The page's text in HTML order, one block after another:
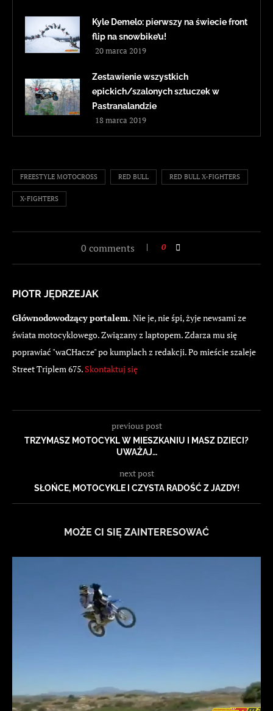
Kyle Demelo: pierwszy na świecie front
flip na snowbike’u!
20 marca 2019
Zestawienie wszystkich
epickich/szalonych sztuczek w
Pastranalandzie
18 marca 2019
FREESTYLE MOTOCROSS RED BULL RED BULL X-FIGHTERS
X-FIGHTERS
0 comments 0
PIOTR JĘDRZEJAK
Głównodowodzący portalem. Nie je, nie śpi, żyje newsami ze
świata motocyklowego. Związany z laptopem. Zdarza mu się
poprawiać "waCHacze" po kumplach z redakcji. Po mieście szaleje
Street Triplem 675. Skontaktuj się
previous post
TRZYMASZ MOTOCYKL W MIESZKANIU I MASZ DZIECI?
UWAŻAJ…
next post
SŁOŃCE, MOTOCYKLE I CZYSTA RADOŚĆ Z JAZDY!
MOŻE CI SIĘ ZAINTERESOWAĆ